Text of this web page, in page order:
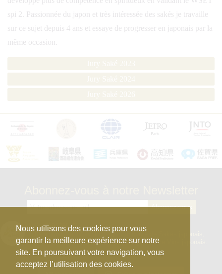
Nous utilisons des cookies pour vous
garantir la meilleure expérience sur notre
site. En poursuivant votre navigation, vous
acceptez l’utilisation des cookies.
spi 2. Passionnée du japon et très intéressée des sakés je travaille
sur ce sujet depuis 4 ans et essaye de progresser en japonais par la
même occasion.
kura_master_fr
【10e édition : le 27 avril 2026】
d’Honkaku Shochu & Awamori, de Liqueurs et de Vins japonais.